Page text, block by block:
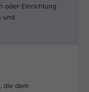
oder Einrichtung
und
die dem